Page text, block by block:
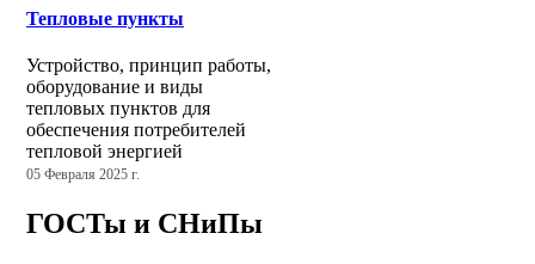
Тепловые пункты
Устройство, принцип работы,
оборудование и виды
тепловых пунктов для
обеспечения потребителей
тепловой энергией
05 Февраля 2025 г.
ГОСТы и СНиПы